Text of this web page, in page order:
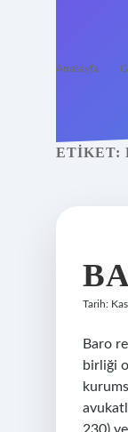
Anasayfa
ETIKET:
Tarih:
Baro
birliği